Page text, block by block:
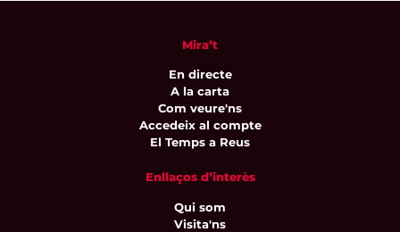
Mira’t
En directe
A la carta
Com veure'ns
Accedeix al compte
El Temps a Reus
Enllaços d’interès
Qui som
Visita'ns